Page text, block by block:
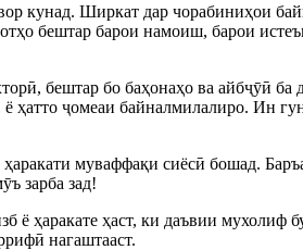
кунад. Ширкат дар чорабиниҳои
бештар барои намоиш, барои
бештар бо баҳонаҳо ва айбҷӯӣ
ҳатто ҷомеаи байналмилалиро. Ин
муваффақи сиёсӣ бошад.
зарба зад!
ё ҳаракате ҳаст, ки даъвии
нагаштааст.